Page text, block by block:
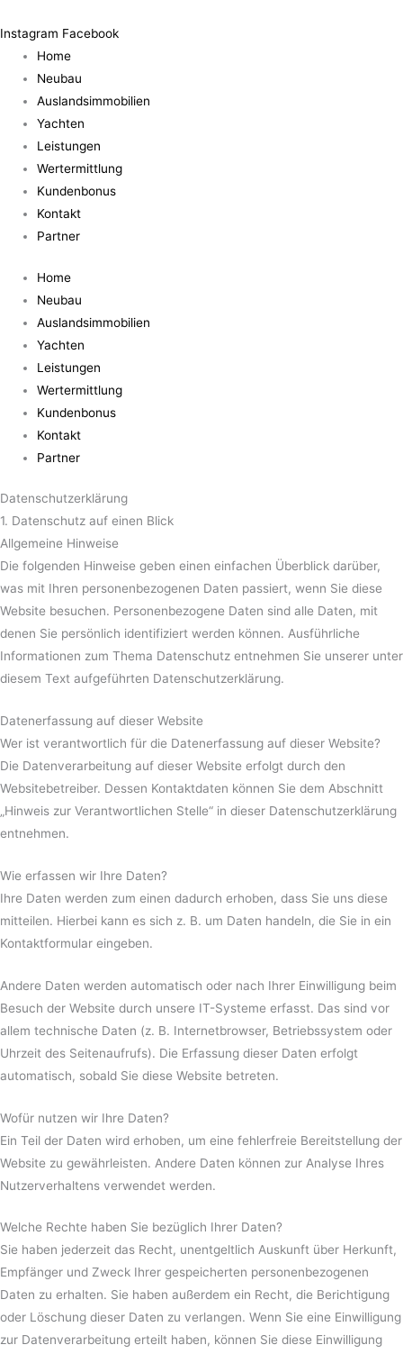
Inhalt
springen
Instagram Facebook
Home
Neubau
Auslandsimmobilien
Yachten
Leistungen
Wertermittlung
Kundenbonus
Kontakt
Partner
Home
Neubau
Auslandsimmobilien
Yachten
Leistungen
Wertermittlung
Kundenbonus
Kontakt
Partner
Datenschutz­erklärung
1. Datenschutz auf einen Blick
Allgemeine Hinweise
Die folgenden Hinweise geben einen einfachen Überblick darüber,
was mit Ihren personenbezogenen Daten passiert, wenn Sie diese
Website besuchen. Personenbezogene Daten sind alle Daten, mit
denen Sie persönlich identifiziert werden können. Ausführliche
Informationen zum Thema Datenschutz entnehmen Sie unserer unter
diesem Text aufgeführten Datenschutzerklärung.
Datenerfassung auf dieser Website
Wer ist verantwortlich für die Datenerfassung auf dieser Website?
Die Datenverarbeitung auf dieser Website erfolgt durch den
Websitebetreiber. Dessen Kontaktdaten können Sie dem Abschnitt
„Hinweis zur Verantwortlichen Stelle“ in dieser Datenschutzerklärung
entnehmen.
Wie erfassen wir Ihre Daten?
Ihre Daten werden zum einen dadurch erhoben, dass Sie uns diese
mitteilen. Hierbei kann es sich z. B. um Daten handeln, die Sie in ein
Kontaktformular eingeben.
Andere Daten werden automatisch oder nach Ihrer Einwilligung beim
Besuch der Website durch unsere IT-Systeme erfasst. Das sind vor
allem technische Daten (z. B. Internetbrowser, Betriebssystem oder
Uhrzeit des Seitenaufrufs). Die Erfassung dieser Daten erfolgt
automatisch, sobald Sie diese Website betreten.
Wofür nutzen wir Ihre Daten?
Ein Teil der Daten wird erhoben, um eine fehlerfreie Bereitstellung der
Website zu gewährleisten. Andere Daten können zur Analyse Ihres
Nutzerverhaltens verwendet werden.
Welche Rechte haben Sie bezüglich Ihrer Daten?
Sie haben jederzeit das Recht, unentgeltlich Auskunft über Herkunft,
Empfänger und Zweck Ihrer gespeicherten personenbezogenen
Daten zu erhalten. Sie haben außerdem ein Recht, die Berichtigung
oder Löschung dieser Daten zu verlangen. Wenn Sie eine Einwilligung
zur Datenverarbeitung erteilt haben, können Sie diese Einwilligung